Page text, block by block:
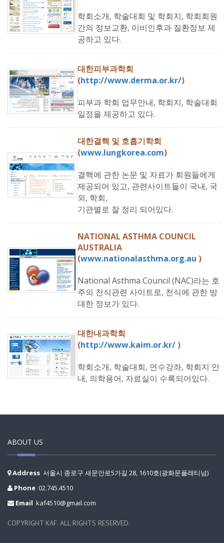
학회소개, 학술대회 및 학회지, 학회회원
간의 정보교환, 이비인후과 질환정보 제
공하고 있다.
대한피부과학회
(http://www.derma.or.kr/)
피부과 학회 업무안내, 학회지, 학술대회
일정을 제공하고 있다.
대한결핵 및 호흡기학회
(www.lungkorea.com)
결핵에 관한 논문 및 자료가 회원들에게
제공되어 있고, 관련사이트들이 국내, 국
외, 학회,
기관별로 잘 정리 되어있다.
NATIONAL ASTHMA COUNCIL
AUSTRALIA
(www.nationalasthma.org.au )
National Asthma Council (NAC)라는 호
주의 천식관련 사이트로, 천식에 관한 방
대한 정보가 있다.
대한내과학회
(http://www.kaim.or.kr/ )
학회소개, 학술대회, 연수강좌, 학회지 안
내, 의학용어, 자료실이 수록되어있다.
ABOUT US
Address 서울시 종로구 새문안로5가길 28, 1610호(광화문플래티넘)
Phone 02.745.4510
Email kaf4510@gmail.com
COPYRIGHT KAF. ALL RIGHTS RESERVED.